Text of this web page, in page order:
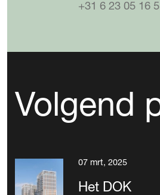
+31 6 23 05 16
Volgend
Het DOK
07 mrt, 2025